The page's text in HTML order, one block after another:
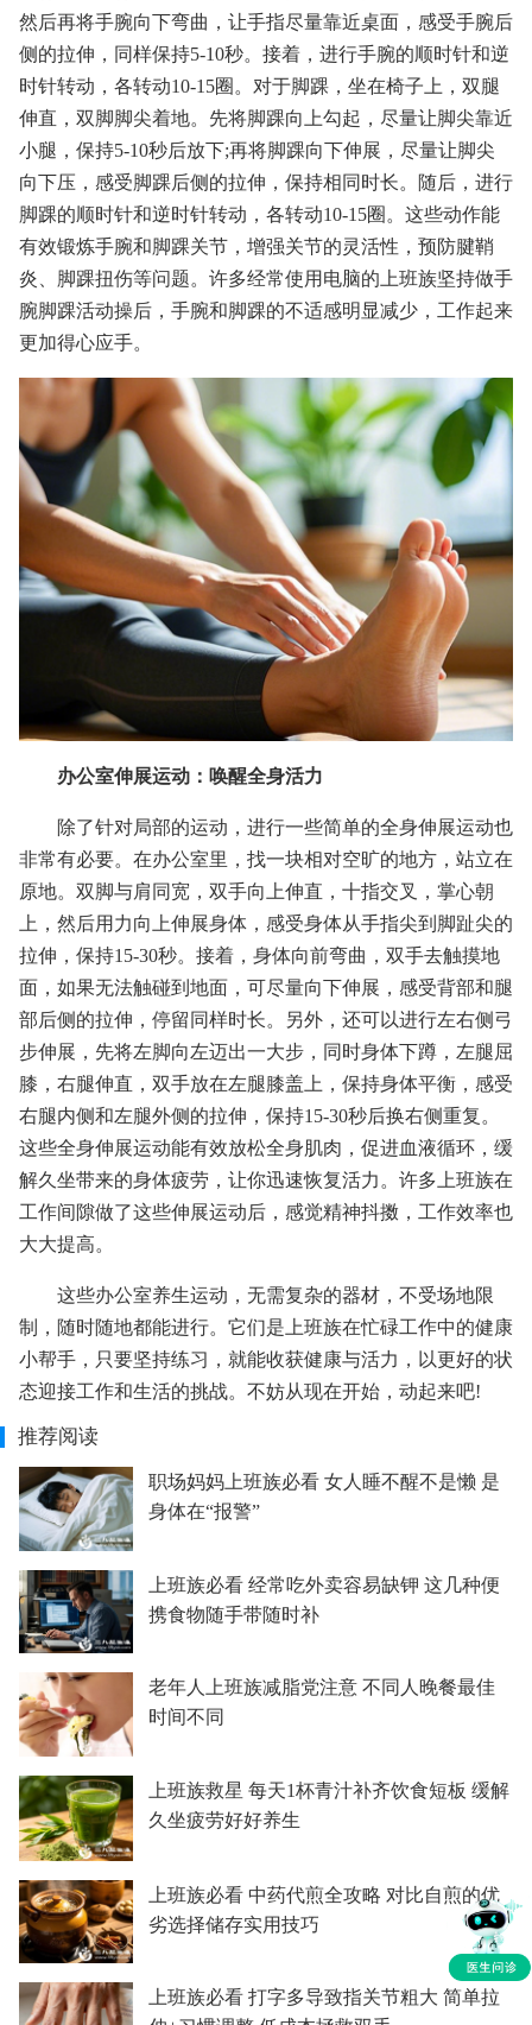
然后再将手腕向下弯曲，让手指尽量靠近桌面，感受手腕后
侧的拉伸，同样保持5-10秒。接着，进行手腕的顺时针和逆
时针转动，各转动10-15圈。对于脚踝，坐在椅子上，双腿
伸直，双脚脚尖着地。先将脚踝向上勾起，尽量让脚尖靠近
小腿，保持5-10秒后放下;再将脚踝向下伸展，尽量让脚尖
向下压，感受脚踝后侧的拉伸，保持相同时长。随后，进行
脚踝的顺时针和逆时针转动，各转动10-15圈。这些动作能
有效锻炼手腕和脚踝关节，增强关节的灵活性，预防腱鞘
炎、脚踝扭伤等问题。许多经常使用电脑的上班族坚持做手
腕脚踝活动操后，手腕和脚踝的不适感明显减少，工作起来
更加得心应手。
办公室伸展运动：唤醒全身活力
除了针对局部的运动，进行一些简单的全身伸展运动也
非常有必要。在办公室里，找一块相对空旷的地方，站立在
原地。双脚与肩同宽，双手向上伸直，十指交叉，掌心朝
上，然后用力向上伸展身体，感受身体从手指尖到脚趾尖的
拉伸，保持15-30秒。接着，身体向前弯曲，双手去触摸地
面，如果无法触碰到地面，可尽量向下伸展，感受背部和腿
部后侧的拉伸，停留同样时长。另外，还可以进行左右侧弓
步伸展，先将左脚向左迈出一大步，同时身体下蹲，左腿屈
膝，右腿伸直，双手放在左腿膝盖上，保持身体平衡，感受
右腿内侧和左腿外侧的拉伸，保持15-30秒后换右侧重复。
这些全身伸展运动能有效放松全身肌肉，促进血液循环，缓
解久坐带来的身体疲劳，让你迅速恢复活力。许多上班族在
工作间隙做了这些伸展运动后，感觉精神抖擞，工作效率也
大大提高。
这些办公室养生运动，无需复杂的器材，不受场地限
制，随时随地都能进行。它们是上班族在忙碌工作中的健康
小帮手，只要坚持练习，就能收获健康与活力，以更好的状
态迎接工作和生活的挑战。不妨从现在开始，动起来吧!
推荐阅读
职场妈妈上班族必看 女人睡不醒不是懒 是
身体在“报警”
上班族必看 经常吃外卖容易缺钾 这几种便
携食物随手带随时补
老年人上班族减脂党注意 不同人晚餐最佳
时间不同
上班族救星 每天1杯青汁补齐饮食短板 缓解
久坐疲劳好好养生
上班族必看 中药代煎全攻略 对比自煎的优
劣选择储存实用技巧
上班族必看 打字多导致指关节粗大 简单拉